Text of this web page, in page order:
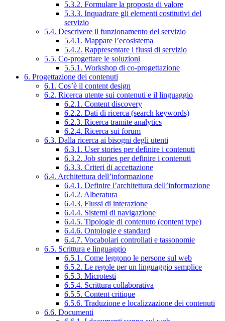
5.3.2. Formulare la proposta di valore
5.3.3. Inquadrare gli elementi costitutivi del
servizio
5.4. Descrivere il funzionamento del servizio
5.4.1. Mappare l’ecosistema
5.4.2. Rappresentare i flussi di servizio
5.5. Co-progettare le soluzioni
5.5.1. Workshop di co-progettazione
6. Progettazione dei contenuti
6.1. Cos’è il content design
6.2. Ricerca utente sui contenuti e il linguaggio
6.2.1. Content discovery
6.2.2. Dati di ricerca (search keywords)
6.2.3. Ricerca tramite analytics
6.2.4. Ricerca sui forum
6.3. Dalla ricerca ai bisogni degli utenti
6.3.1. User stories per definire i contenuti
6.3.2. Job stories per definire i contenuti
6.3.3. Criteri di accettazione
6.4. Architettura dell’informazione
6.4.1. Definire l’architettura dell’informazione
6.4.2. Alberatura
6.4.3. Flussi di interazione
6.4.4. Sistemi di navigazione
6.4.5. Tipologie di contenuto (content type)
6.4.6. Ontologie e standard
6.4.7. Vocabolari controllati e tassonomie
6.5. Scrittura e linguaggio
6.5.1. Come leggono le persone sul web
6.5.2. Le regole per un linguaggio semplice
6.5.3. Microtesti
6.5.4. Scrittura collaborativa
6.5.5. Content critique
6.5.6. Traduzione e localizzazione dei contenuti
6.6. Documenti